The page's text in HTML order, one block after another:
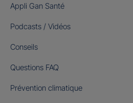
Appli Gan Santé
Podcasts / Vidéos
Conseils
Questions FAQ
Prévention climatique